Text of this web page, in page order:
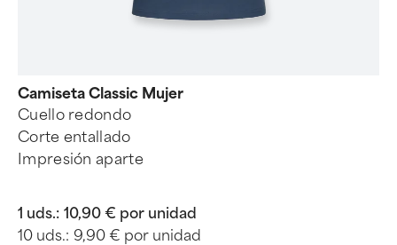
Camiseta Classic Mujer
Cuello redondo
Corte entallado
Impresión aparte
1 uds.: 10,90 € por unidad
10 uds.: 9,90 € por unidad